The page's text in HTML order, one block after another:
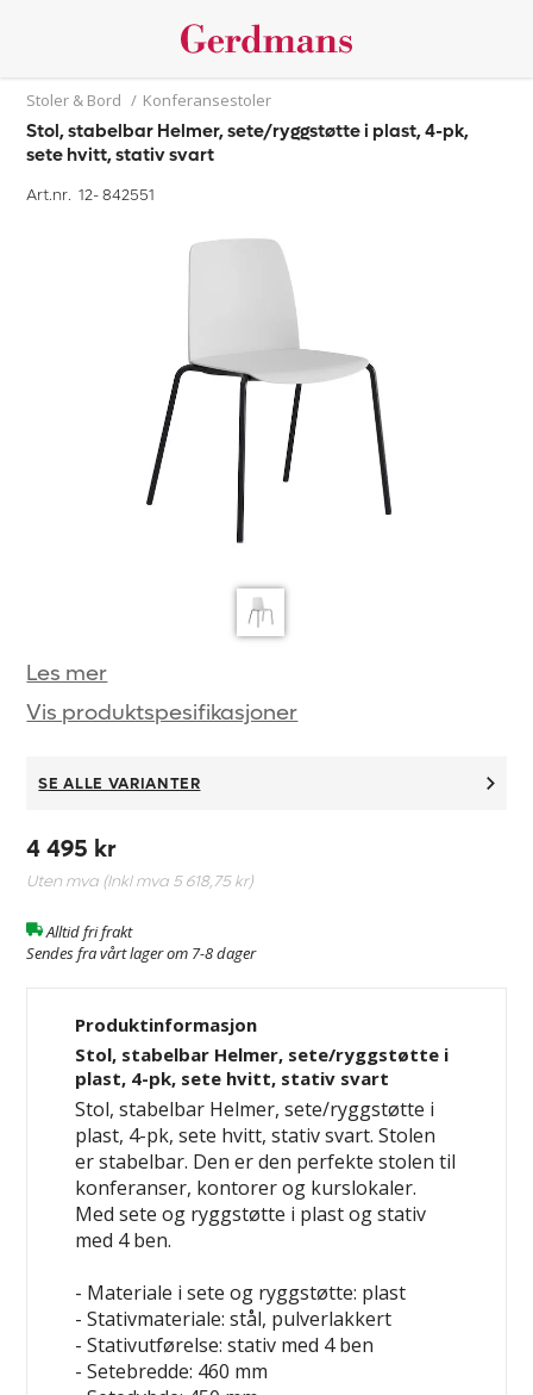
Stoler & Bord / Konferansestoler
Stol, stabelbar Helmer, sete/ryggstøtte i plast, 4-pk,
sete hvitt, stativ svart
Art.nr. 12-842551
Les mer
Vis produktspesifikasjoner
SE ALLE VARIANTER
4 495 kr
Uten mva (Inkl mva 5 618,75 kr)
Alltid fri frakt
Sendes fra vårt lager om 7-8 dager
Produktinformasjon
Stol, stabelbar Helmer, sete/ryggstøtte i
plast, 4-pk, sete hvitt, stativ svart
Stol, stabelbar Helmer, sete/ryggstøtte i
plast, 4-pk, sete hvitt, stativ svart. Stolen
er stabelbar. Den er den perfekte stolen til
konferanser, kontorer og kurslokaler.
Med sete og ryggstøtte i plast og stativ
med 4 ben.
- Materiale i sete og ryggstøtte: plast
- Stativmateriale: stål, pulverlakkert
- Stativutførelse: stativ med 4 ben
- Setebredde: 460 mm